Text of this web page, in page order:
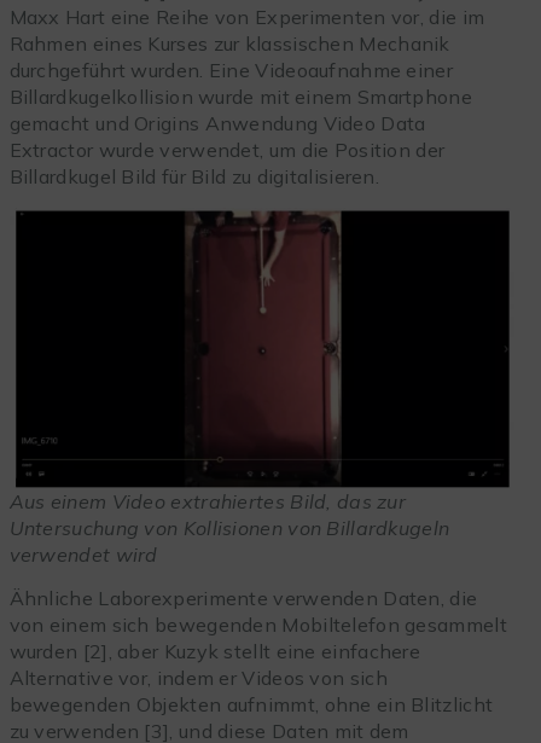
Maxx Hart eine Reihe von Experimenten vor, die im
Rahmen eines Kurses zur klassischen Mechanik
durchgeführt wurden. Eine Videoaufnahme einer
Billardkugelkollision wurde mit einem Smartphone
gemacht und Origins Anwendung Video Data
Extractor wurde verwendet, um die Position der
Billardkugel Bild für Bild zu digitalisieren.
Aus einem Video extrahiertes Bild, das zur
Untersuchung von Kollisionen von Billardkugeln
verwendet wird
Ähnliche Laborexperimente verwenden Daten, die
von einem sich bewegenden Mobiltelefon gesammelt
wurden [2], aber Kuzyk stellt eine einfachere
Alternative vor, indem er Videos von sich
bewegenden Objekten aufnimmt, ohne ein Blitzlicht
zu verwenden [3], und diese Daten mit dem